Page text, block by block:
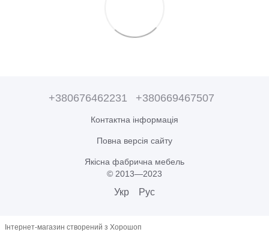
+380676462231 +380669467507
Контактна інформація
Повна версія сайту
Якісна фабрична мебель
© 2013—2023
Укр Рус
Інтернет-магазин створений з Хорошоп